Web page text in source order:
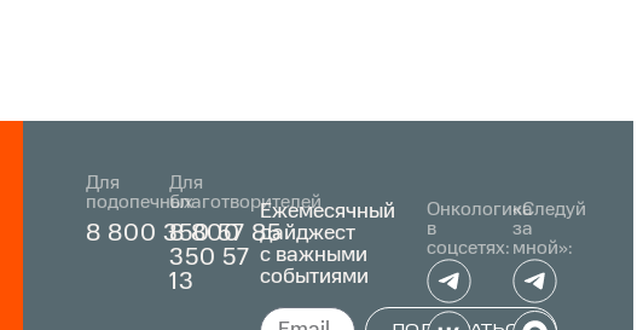
Для
подопечных
8 800 350 57 85
Для
благотворителей
8 800
350 57
13
Ежемесячный
дайджест
с важными
событиями
Онкологика
в
соцсетях:
«Следуй
за
мной»: